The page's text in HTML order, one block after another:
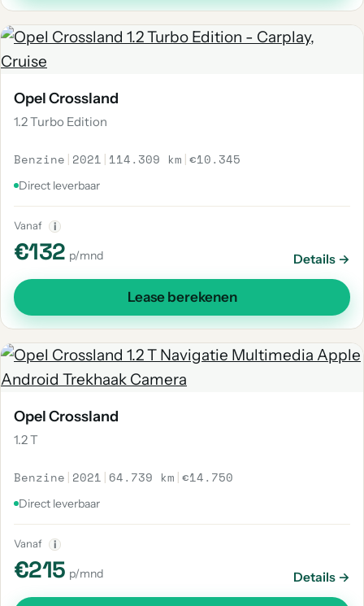
Opel Crossland
1.2 Turbo Edition
Benzine | 2021 | 114.309 km |€10.345
Direct leverbaar
Vanaf i
€132 p/mnd Details →
Lease berekenen
Opel Crossland
1.2 T
Benzine | 2021 | 64.739 km |€14.750
Direct leverbaar
Vanaf i
€215 p/mnd Details →